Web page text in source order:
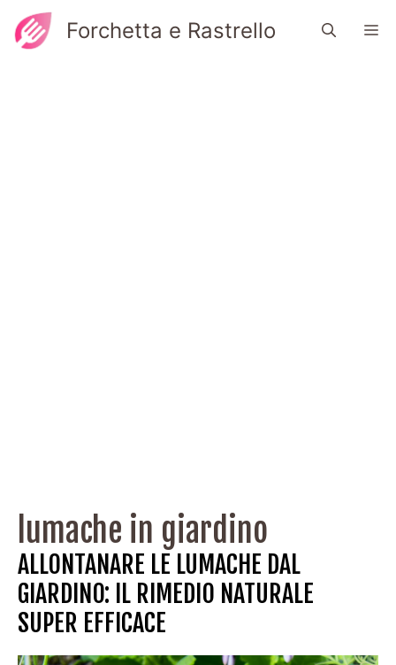
contenuto
Forchetta e Rastrello
lumache in giardino
ALLONTANARE LE LUMACHE DAL
GIARDINO: IL RIMEDIO NATURALE
SUPER EFFICACE